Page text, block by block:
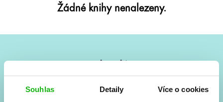
Souhlas Detaily Více o cookies
Žádné knihy nenalezeny.
Vše kolem #youngadult každý měsíc rovnou do mailu!